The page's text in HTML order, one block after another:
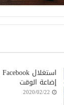
إضاعة الوقت
2020/02/22